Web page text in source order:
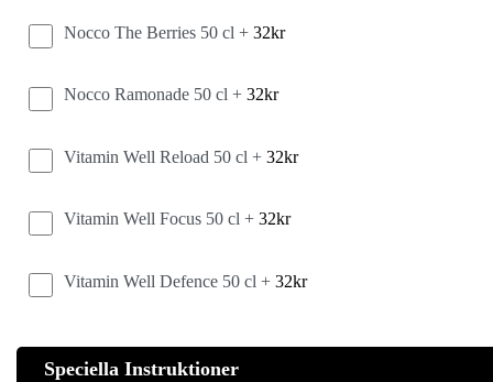
Nocco The Berries 50 cl + 32kr
Nocco Ramonade 50 cl + 32kr
Vitamin Well Reload 50 cl + 32kr
Vitamin Well Focus 50 cl + 32kr
Vitamin Well Defence 50 cl + 32kr
Speciella Instruktioner